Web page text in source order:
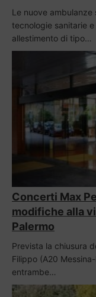
Le nuove
tecnologie sanitarie
allestimento di tipo…
Concerti Max
modifiche alla
Palermo
Prevista la chiusura
Filippo (A20
entrambe…